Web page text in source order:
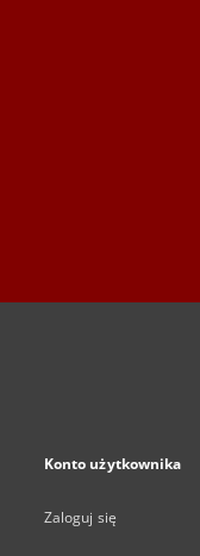
Konto użytkownika
Zaloguj się